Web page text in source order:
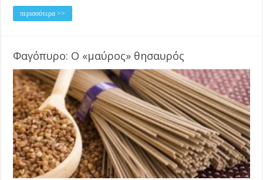
περισσότερα >>
Φαγόπυρο: Ο «μαύρος» θησαυρός